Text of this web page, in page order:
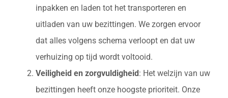
inpakken en laden tot het transporteren en
uitladen van uw bezittingen. We zorgen ervoor
dat alles volgens schema verloopt en dat uw
verhuizing op tijd wordt voltooid.
Veiligheid en zorgvuldigheid : Het welzijn van uw
bezittingen heeft onze hoogste prioriteit. Onze